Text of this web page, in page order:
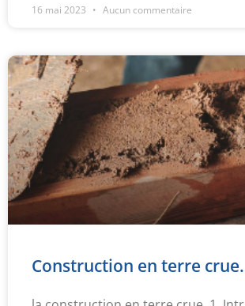
16 mai 2023 Aucun commentaire
Construction en terre crue.